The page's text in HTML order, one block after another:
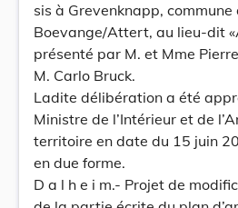
sis à Grevenknapp, commune
Boevange/Attert, au lieu-dit
présenté par M. et Mme
M. Carlo Bruck.
Ladite délibération a été
Ministre de l’Intérieur et de
territoire en date du 15 juin
en due forme.
D a l h e i m.- Projet de